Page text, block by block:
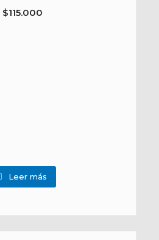
$115.000
Leer más